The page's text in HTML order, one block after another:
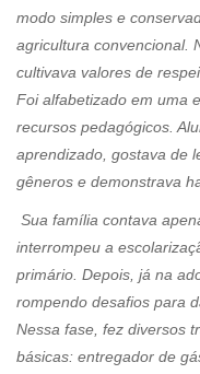
modo simples e
agricultura convencional.
cultivava valores de
Foi alfabetizado em uma
recursos pedagógicos.
aprendizado, gostava de
gêneros e demonstrava
Sua família contava
interrompeu a
primário. Depois, já na
rompendo desafios para
Nessa fase, fez diversos
básicas: entregador de